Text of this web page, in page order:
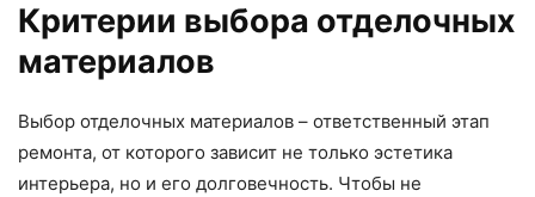
Критерии выбора отделочных
материалов
Выбор отделочных материалов – ответственный этап
ремонта, от которого зависит не только эстетика
интерьера, но и его долговечность. Чтобы не